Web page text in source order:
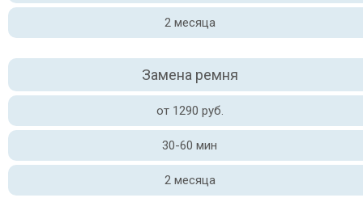
2 месяца
Замена ремня
от 1290 руб.
30-60 мин
2 месяца